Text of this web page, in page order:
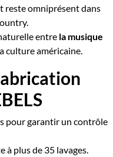
reste omniprésent dans
entre la musique
culture américaine.
pour garantir un contrôle
à plus de 35 lavages.